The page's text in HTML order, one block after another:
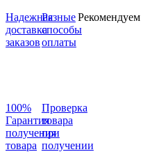
Надежная
доставка
заказов
Разные
способы
оплаты
100%
Гарантия
получения
товара
Проверка
товара
при
получении
Рекомендуем